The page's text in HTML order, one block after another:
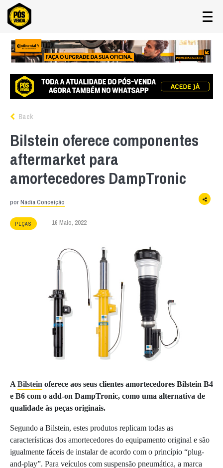
Back
Bilstein oferece componentes
aftermarket para
amortecedores DampTronic
porNádia Conceição
PEÇAS 16 Maio, 2022
A Bilstein oferece aos seus clientes amortecedores Bilstein B4
e B6 com o add-on DampTronic, como uma alternativa de
qualidade às peças originais.
Segundo a Bilstein, estes produtos replicam todas as
características dos amortecedores do equipamento original e são
igualmente fáceis de instalar de acordo com o princípio “plug-
and-play”. Para veículos com suspensão pneumática, a marca